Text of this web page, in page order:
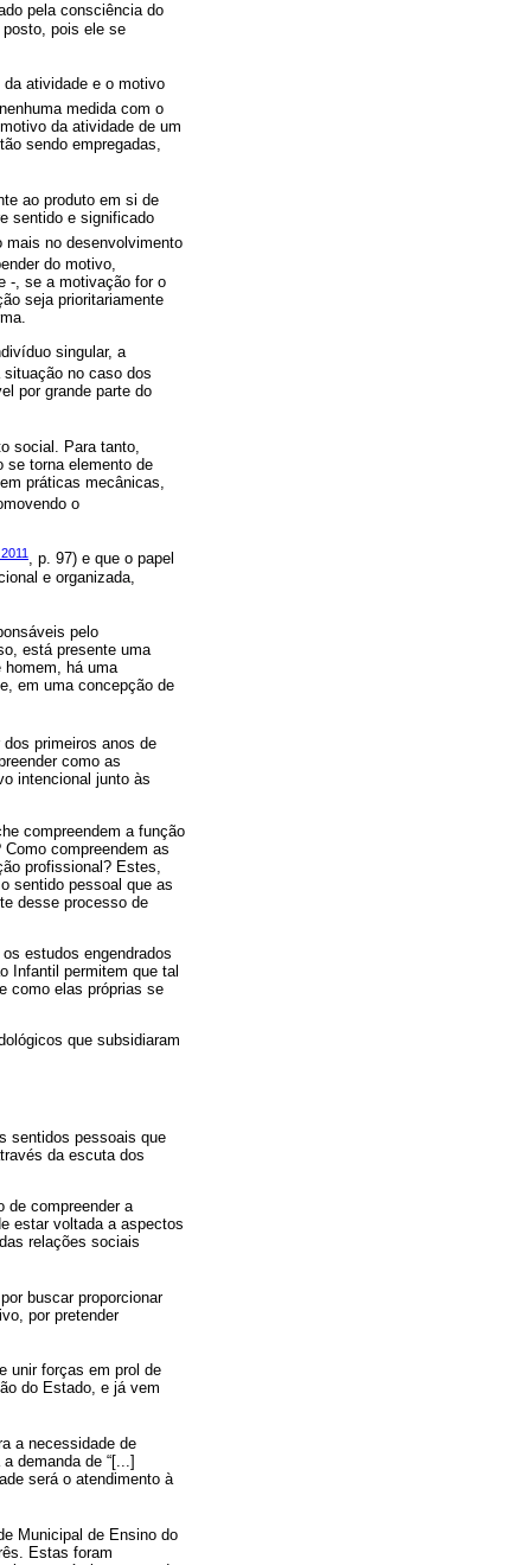
pela consciência do
pois ele se
atividade e o motivo
medida com o
da atividade de um
sendo empregadas,
ao produto em si de
sentido e significado
mais no desenvolvimento
do motivo,
-, se a motivação for o
seja prioritariamente
singular, a
no caso dos
por grande parte do
social. Para tanto,
se torna elemento de
práticas mecânicas,
o
, p. 97) e que o papel
e organizada,
pelo
está presente uma
homem, há uma
em uma concepção de
primeiros anos de
como as
intencional junto às
compreendem a função
compreendem as
profissional? Estes,
sentido pessoal que as
desse processo de
estudos engendrados
Infantil permitem que tal
como elas próprias se
que subsidiaram
sentidos pessoais que
da escuta dos
de compreender a
estar voltada a aspectos
relações sociais
buscar proporcionar
por pretender
unir forças em prol de
do Estado, e já vem
a necessidade de
demanda de “[...]
será o atendimento à
Municipal de Ensino do
Estas foram